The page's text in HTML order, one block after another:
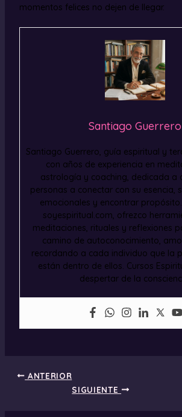
momentos felices no dejen de llegar.
Santiago Guerrero
Santiago Guerrero, guía espiritual y
con años de experiencia en
astrología y coaching, dedicada a
personas a conectar con su esencia,
emocionales y encontrar
soyespiritual.com, ofrezco
meditaciones, rituales y reflexiones
camino de autoconocimiento,
recordando a cada individuo que la
están dentro de ellos. Cursos
despertar de la
ANTERIOR
SIGUIENTE